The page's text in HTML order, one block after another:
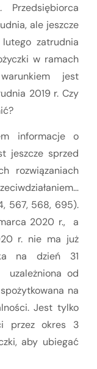
ale jeszcze
zatrudnia
w ramach
jest
2019 r. Czy
informacje o
jeszcze sprzed
rozwiązaniach
567, 568, 695).
2020 r., a
r. nie ma już
na dzień 31
uzależniona od
na
Jest tylko
przez okres 3
aby ubiegać